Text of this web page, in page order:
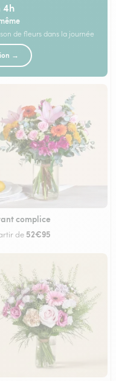
4h
de fleurs dans la journée
→
complice
de 52€95